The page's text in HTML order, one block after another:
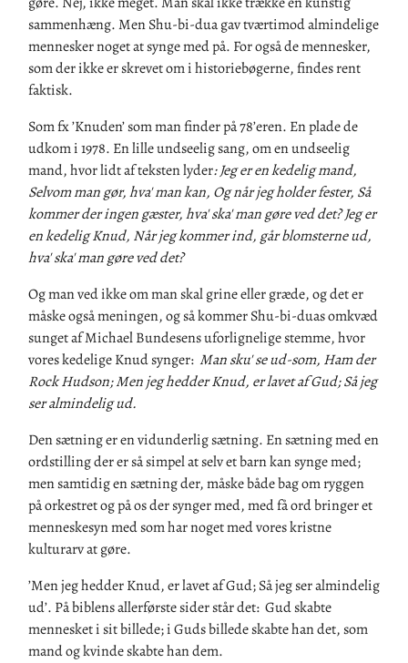
sammenhæng. Men Shu-bi-dua gav tværtimod almindelige
mennesker noget at synge med på. For også de mennesker,
som der ikke er skrevet om i historiebøgerne, findes rent
faktisk.
Som fx ’Knuden’ som man finder på 78’eren. En plade de
udkom i 1978. En lille undseelig sang, om en undseelig
mand, hvor lidt af teksten lyder: Jeg er en kedelig mand,
Selvom man gør, hva' man kan, Og når jeg holder fester, Så
kommer der ingen gæster, hva' ska' man gøre ved det? Jeg er
en kedelig Knud, Når jeg kommer ind, går blomsterne ud,
hva' ska' man gøre ved det?
Og man ved ikke om man skal grine eller græde, og det er
måske også meningen, og så kommer Shu-bi-duas omkvæd
sunget af Michael Bundesens uforlignelige stemme, hvor
vores kedelige Knud synger: Man sku' se ud-som, Ham der
Rock Hudson; Men jeg hedder Knud, er lavet af Gud; Så jeg
ser almindelig ud.
Den sætning er en vidunderlig sætning. En sætning med en
ordstilling der er så simpel at selv et barn kan synge med;
men samtidig en sætning der, måske både bag om ryggen
på orkestret og på os der synger med, med få ord bringer et
menneskesyn med som har noget med vores kristne
kulturarv at gøre.
’Men jeg hedder Knud, er lavet af Gud; Så jeg ser almindelig
ud’. På biblens allerførste sider står det: Gud skabte
mennesket i sit billede; i Guds billede skabte han det, som
mand og kvinde skabte han dem.